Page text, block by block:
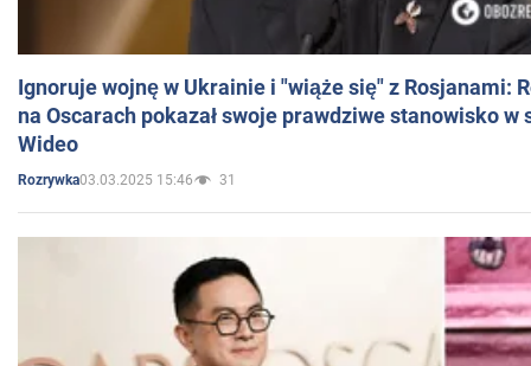
Ignoruje wojnę w Ukrainie i "wiąże się" z Rosjanami:
na Oscarach pokazał swoje prawdziwe stanowisko w
Wideo
Rozrywka03.03.2025 15:46 31